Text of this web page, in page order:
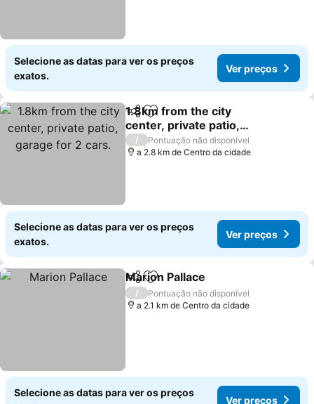
Selecione as datas para ver os preços
exatos.
Ver preços
PartilharAdicionar aos favoritos
1.8km from the city
center, private patio,
garage for 2 cars.
/
Pontuação não disponível
a 2.8 km de Centro da cidade
Selecione as datas para ver os preços
exatos.
Ver preços
PartilharAdicionar aos favoritos
Marion Pallace
/
Pontuação não disponível
a 2.1 km de Centro da cidade
Selecione as datas para ver os preços
Ver preços